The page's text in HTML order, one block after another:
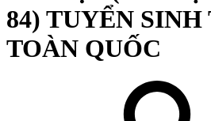
84) TUYỂN SINH
TOÀN QUỐC